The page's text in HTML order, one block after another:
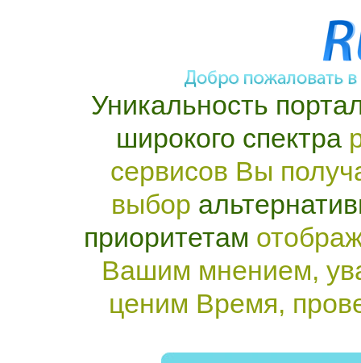
Уникальность
широкого спектра
сервисов Вы
выбор
приоритетам
Вашим мнением,
ценим Время,